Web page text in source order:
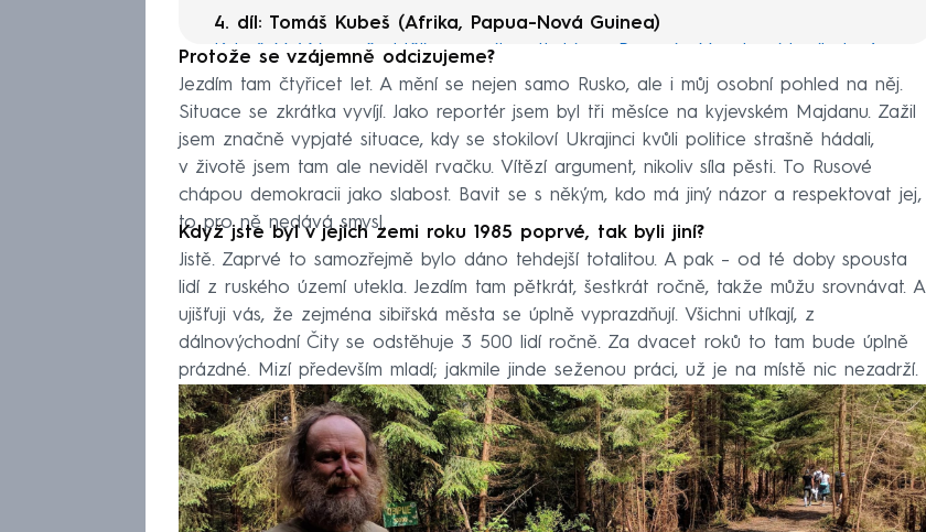
4. díl: Tomáš Kubeš (Afrika, Papua-Nová Guinea)
Kubeš: V Africe mě chtěli popravit, potkal jsem Pygmeje. Voodoo i kanibalové
existují
5. díl: Saša Ryvolová (Yukon, Aljaška, Západní Papua)
Česká trampka rýžovala zlato na Klondiku. Medvědy grizzly zaháněla husitskými
chorály
6. díl: Roman Vehovský (Indie, Mongolsko, Austrálie, Sri Lanka, Timor,
oceány, Chile)
Sedm let stopoval do Austrálie, přes moře a poušť Gobi. Vezl ho buvol i
velbloud
7. díl: Jan Říha (hory celého světa)
Slepý horolezec leze na osmitisícovky, jednou chce zdolat i Mount Everest
Protože se vzájemně odcizujeme?
Jezdím tam čtyřicet let. A mění se nejen samo Rusko, ale i můj osobní pohled na něj.
Situace se zkrátka vyvíjí. Jako reportér jsem byl tři měsíce na kyjevském Majdanu. Zažil
jsem značně vypjaté situace, kdy se stokiloví Ukrajinci kvůli politice strašně hádali,
v životě jsem tam ale neviděl rvačku. Vítězí argument, nikoliv síla pěsti. To Rusové
chápou demokracii jako slabost. Bavit se s někým, kdo má jiný názor a respektovat jej,
to pro ně nedává smysl.
Když jste byl v jejich zemi roku 1985 poprvé, tak byli jiní?
Jistě. Zaprvé to samozřejmě bylo dáno tehdejší totalitou. A pak – od té doby spousta
lidí z ruského území utekla. Jezdím tam pětkrát, šestkrát ročně, takže můžu srovnávat. A
ujišťuji vás, že zejména sibiřská města se úplně vyprazdňují. Všichni utíkají, z
dálnovýchodní Čity se odstěhuje 3 500 lidí ročně. Za dvacet roků to tam bude úplně
prázdné. Mizí především mladí; jakmile jinde seženou práci, už je na místě nic nezadrží.